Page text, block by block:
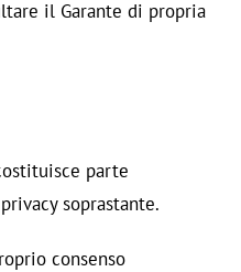
il Garante di propria
parte
soprastante.
consenso